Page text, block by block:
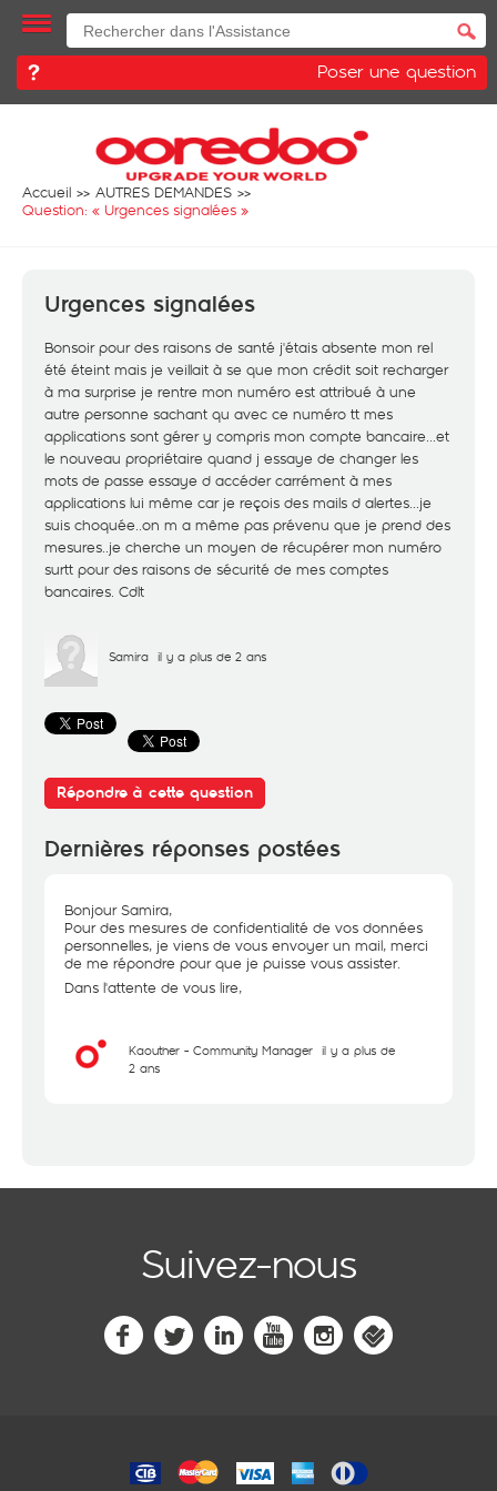
Poser une question
Accueil
AUTRES DEMANDES
Question: « Urgences signalées »
Urgences signalées
Bonsoir pour des raisons de santé j'étais absente mon rel
été éteint mais je veillait à se que mon crédit soit recharger
à ma surprise je rentre mon numéro est attribué à une
autre personne sachant qu avec ce numéro tt mes
applications sont gérer y compris mon compte bancaire...et
le nouveau propriétaire quand j essaye de changer les
mots de passe essaye d accéder carrément à mes
applications lui même car je reçois des mails d alertes...je
suis choquée..on m a même pas prévenu que je prend des
mesures..je cherche un moyen de récupérer mon numéro
surtt pour des raisons de sécurité de mes comptes
bancaires. Cdlt
Samira il y a plus de 2 ans
Répondre à cette question
Dernières réponses postées
Bonjour Samira,
Pour des mesures de confidentialité de vos données
personnelles, je viens de vous envoyer un mail, merci
de me répondre pour que je puisse vous assister.
Dans l'attente de vous lire,
Kaouther - Community Manager il y a plus de
2 ans
Suivez-nous